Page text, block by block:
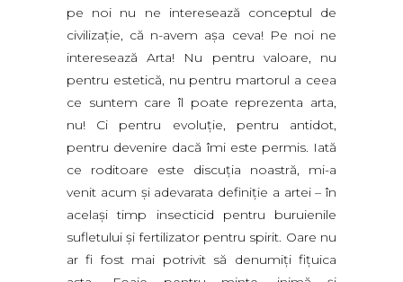
pe noi nu ne interesează conceptul de
civilizaţie, că n-avem aşa ceva! Pe noi ne
interesează Arta! Nu pentru valoare, nu
pentru estetică, nu pentru martorul a ceea
ce suntem care îl poate reprezenta arta,
nu! Ci pentru evoluţie, pentru antidot,
pentru devenire dacă îmi este permis. Iată
ce roditoare este discuţia noastră, mi-a
venit acum şi adevarata definiţie a artei – în
acelaşi timp insecticid pentru buruienile
sufletului şi fertilizator pentru spirit. Oare nu
ar fi fost mai potrivit să denumiţi fiţuica